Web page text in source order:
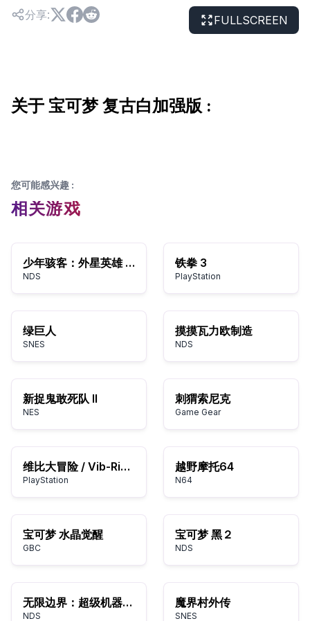
分享: FULLSCREEN
关于 宝可梦 复古白加强版 :
您可能感兴趣 :
相关游戏
少年骇客：外星英雄 魔贾斯的反击
NDS
铁拳 3
PlayStation
绿巨人
SNES
摸摸瓦力欧制造
NDS
新捉鬼敢死队 II
NES
刺猬索尼克
Game Gear
维比大冒险 / Vib-Ribbon
PlayStation
越野摩托64
N64
宝可梦 水晶觉醒
GBC
宝可梦 黑２
NDS
无限边界：超级机器人大战OG传说EXCEED
NDS
魔界村外传
SNES